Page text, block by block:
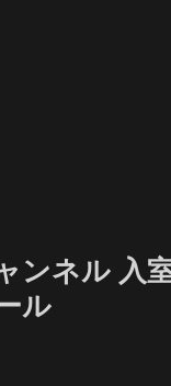
ンネル 入
ル